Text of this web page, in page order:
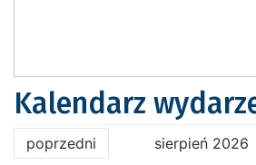
Kalendarz
poprzedni sierpień 2026